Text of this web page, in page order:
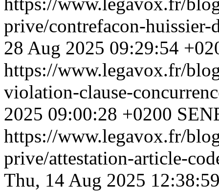
prive/contrefacon-
28 Aug 2025 09:29:54
https://www.legavox.fr/
violation-clause-
2025 09:00:28 +0200
https://www.legavox.fr/
prive/attestation-article-
Thu, 14 Aug 2025